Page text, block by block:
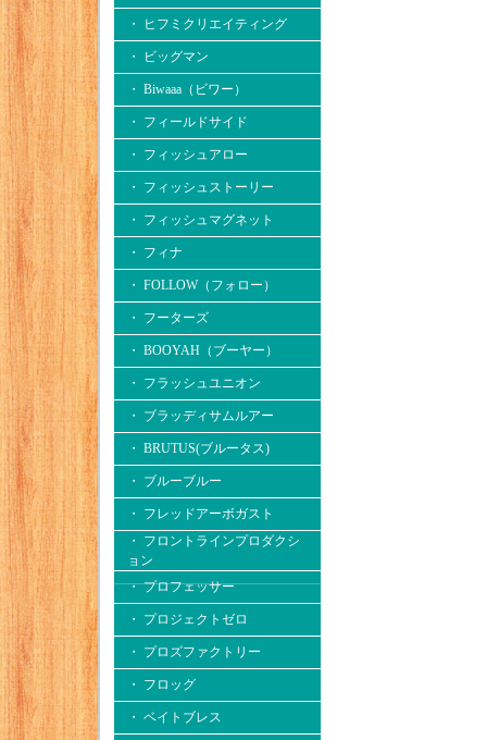
・ ヒフミクリエイティング
・ ビッグマン
・ Biwaaa（ビワー）
・ フィールドサイド
・ フィッシュアロー
・ フィッシュストーリー
・ フィッシュマグネット
・ フィナ
・ FOLLOW（フォロー）
・ フーターズ
・ BOOYAH（ブーヤー）
・ フラッシュユニオン
・ ブラッディサムルアー
・ BRUTUS(ブルータス)
・ ブルーブルー
・ フレッドアーボガスト
・ フロントラインプロダクシ
ョン
・ プロフェッサー
・ プロジェクトゼロ
・ プロズファクトリー
・ フロッグ
・ ベイトブレス